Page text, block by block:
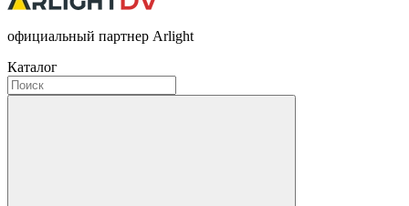
официальный партнер Arlight
Каталог